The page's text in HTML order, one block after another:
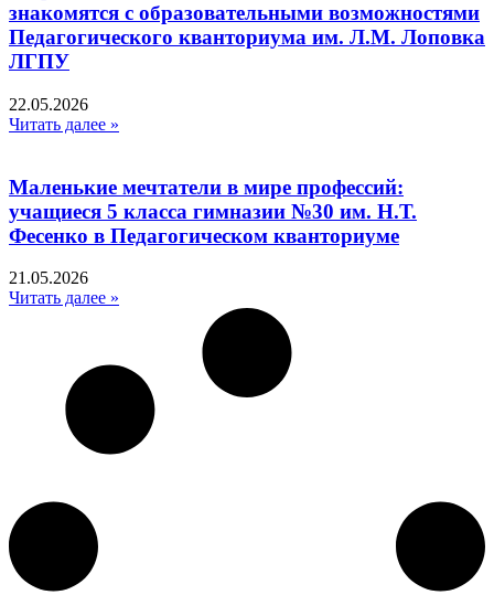
знакомятся с образовательными возможностями
Педагогического кванториума им. Л.М. Лоповка
ЛГПУ
22.05.2026
Читать далее »
Маленькие мечтатели в мире профессий:
учащиеся 5 класса гимназии №30 им. Н.Т.
Фесенко в Педагогическом кванториуме
21.05.2026
Читать далее »